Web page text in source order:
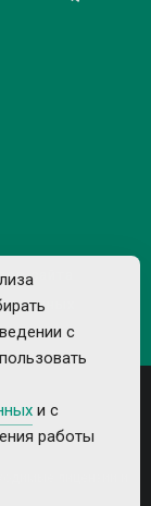
сайта
данных
лицензии и
с
и с
работы